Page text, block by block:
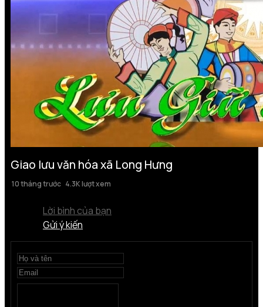
Giao lưu văn hóa xã Long Hưng
10 tháng trước 4.3K lượt xem
Lời bình của bạn
Gửi ý kiến